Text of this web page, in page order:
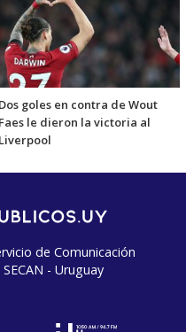
Dos goles en contra de Wout
Faes le dieron la victoria al
Liverpool
de Comunicación
- Uruguay